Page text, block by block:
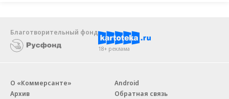
Благотворительный фонд
18+ реклама
О «Коммерсанте»
Архив
Android
Обратная связь